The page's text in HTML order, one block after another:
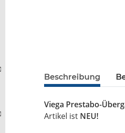
Beschreibung
Viega Prestabo-
Artikel ist NEU!